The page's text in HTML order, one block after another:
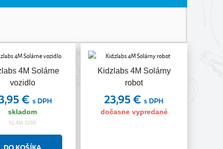
4M Solárne
vozidlo
€s DPH
skladom
KL4M.3286
Kidzlabs 4M Solárny
robot
23,95 €s DPH
dočasne vypredané